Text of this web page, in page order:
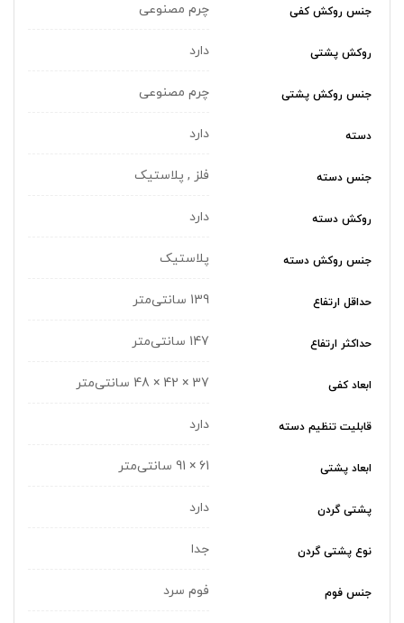
جنس روکش کفی چرم مصنوعی
روکش پشتی دارد
جنس روکش پشتی چرم مصنوعی
دسته دارد
جنس دسته فلز , پلاستیک
روکش دسته دارد
جنس روکش دسته پلاستیک
حداقل ارتفاع 139 سانتی‌متر
حداکثر ارتفاع 147 سانتی‌متر
ابعاد کفی 37 × 42 × 48 سانتی‌متر
قابلیت تنظیم دسته دارد
ابعاد پشتی 61 × 91 سانتی‌متر
پشتی گردن دارد
نوع پشتی گردن جدا
جنس فوم فوم سرد